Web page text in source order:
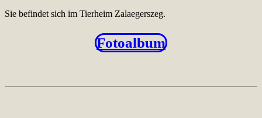
Sie befindet sich im Tierheim Zalaegerszeg.
Fotoalbum